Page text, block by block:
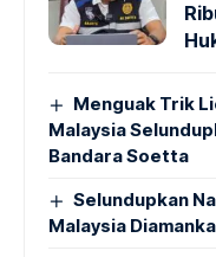
Menguak Trik
Malaysia
Bandara Soetta
Selundupkan
Malaysia